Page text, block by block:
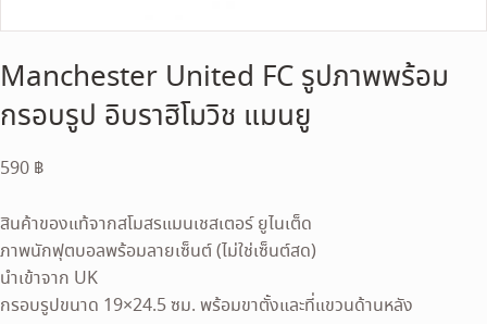
Manchester United FC รูปภาพพร้อม
กรอบรูป อิบราฮิโมวิช แมนยู
590 ฿
สินค้าของแท้จากสโมสรแมนเชสเตอร์ ยูไนเต็ด
ภาพนักฟุตบอลพร้อมลายเซ็นต์ (ไม่ใช่เซ็นต์สด)
นำเข้าจาก UK
กรอบรูปขนาด 19×24.5 ซม. พร้อมขาตั้งและที่แขวนด้านหลัง